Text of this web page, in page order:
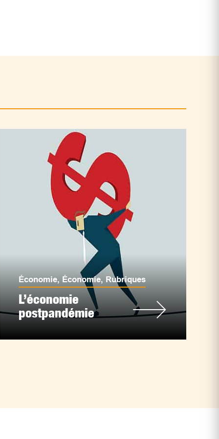
Économie, Économie, Rubriques
L’économie
postpandémie